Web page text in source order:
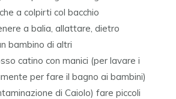
a colpirti col bacchio
a balia, allattare, dietro
bambino di altri
catino con manici (per lavare i
per fare il bagno ai bambini)
di Caiolo) fare piccoli